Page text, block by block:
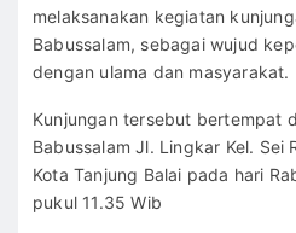
melaksanakan kegiatan
Babussalam, sebagai wujud
dengan ulama dan masyarakat.
Kunjungan tersebut bertempat
Babussalam Jl. Lingkar Kel. Sei
Kota Tanjung Balai pada hari
pukul 11.35 Wib